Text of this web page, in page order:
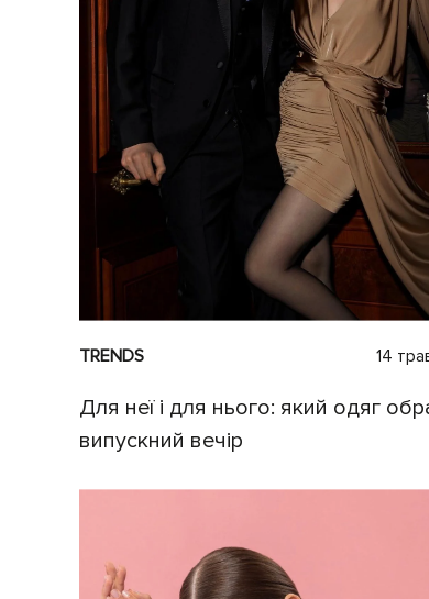
TRENDS 14
Для неї і для нього: який одяг
випускний вечір